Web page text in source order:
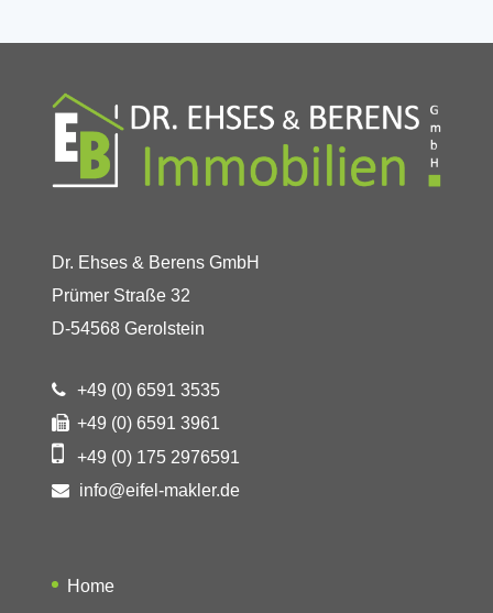
Dr. Ehses & Berens GmbH
Prümer Straße 32
D-54568 Gerolstein
+49 (0) 6591 3535
+49 (0) 6591 3961
+49 (0) 175 2976591
info@eifel-makler.de
Home